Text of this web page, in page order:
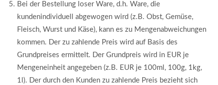
Bei der Bestellung loser Ware, d.h. Ware, die
kundenindividuell abgewogen wird (z.B. Obst, Gemüse,
Fleisch, Wurst und Käse), kann es zu Mengenabweichungen
kommen. Der zu zahlende Preis wird auf Basis des
Grundpreises ermittelt. Der Grundpreis wird in EUR je
Mengeneinheit angegeben (z.B. EUR je 100ml, 100g, 1kg,
1l). Der durch den Kunden zu zahlende Preis bezieht sich